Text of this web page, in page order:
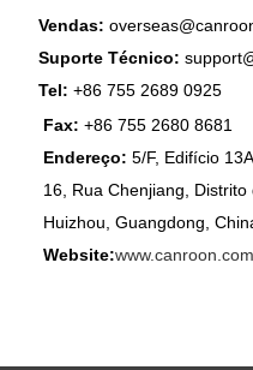
Vendas:
Suporte Técnico:
Tel: +86 755 2689 0925
Fax: +86 755 2680 8681
Endereço: 5/F, Edifício
16, Rua Chenjiang, Distrito
Huizhou, Guangdong,
Website:www.canroon.com